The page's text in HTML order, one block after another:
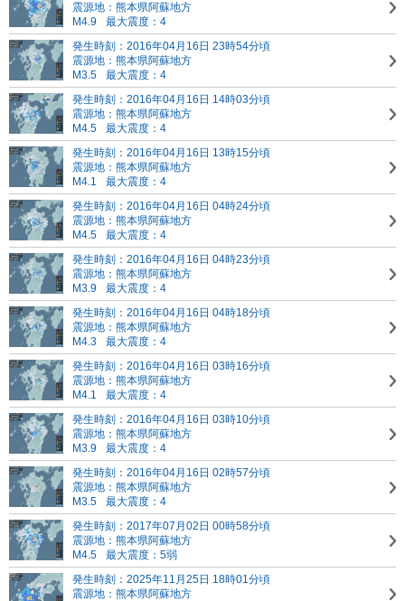
震源地：熊本県阿蘇地方
M4.9
最大震度：4
発生時刻：2016年04月16日 23時54分頃
震源地：熊本県阿蘇地方
M3.5
最大震度：4
発生時刻：2016年04月16日 14時03分頃
震源地：熊本県阿蘇地方
M4.5
最大震度：4
発生時刻：2016年04月16日 13時15分頃
震源地：熊本県阿蘇地方
M4.1
最大震度：4
発生時刻：2016年04月16日 04時24分頃
震源地：熊本県阿蘇地方
M4.5
最大震度：4
発生時刻：2016年04月16日 04時23分頃
震源地：熊本県阿蘇地方
M3.9
最大震度：4
発生時刻：2016年04月16日 04時18分頃
震源地：熊本県阿蘇地方
M4.3
最大震度：4
発生時刻：2016年04月16日 03時16分頃
震源地：熊本県阿蘇地方
M4.1
最大震度：4
発生時刻：2016年04月16日 03時10分頃
震源地：熊本県阿蘇地方
M3.9
最大震度：4
発生時刻：2016年04月16日 02時57分頃
震源地：熊本県阿蘇地方
M3.5
最大震度：4
発生時刻：2017年07月02日 00時58分頃
震源地：熊本県阿蘇地方
M4.5
最大震度：5弱
発生時刻：2025年11月25日 18時01分頃
震源地：熊本県阿蘇地方